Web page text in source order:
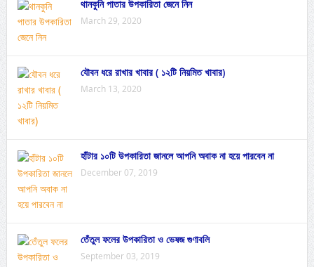
থানকুনি পাতার উপকারিতা জেনে নিন
March 29, 2020
যৌবন ধরে রাখার খাবার ( ১২টি নিয়মিত খাবার)
March 13, 2020
হাঁটার ১০টি উপকারিতা জানলে আপনি অবাক না হয়ে পারবেন না
December 07, 2019
তেঁতুল ফলের উপকারিতা ও ভেষজ গুণাবলি
September 03, 2019